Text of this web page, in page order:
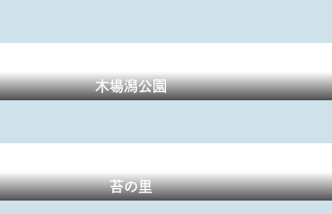
木場潟公園
苔の里